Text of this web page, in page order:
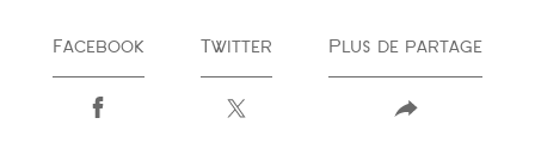
Facebook Twitter Plus de partage